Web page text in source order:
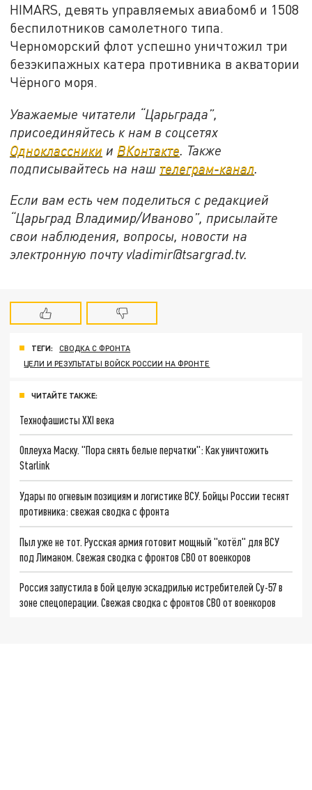
HIMARS, девять управляемых авиабомб и 1508
беспилотников самолетного типа.
Черноморский флот успешно уничтожил три
безэкипажных катера противника в акватории
Чёрного моря.
Уважаемые читатели “Царьграда”,
присоединяйтесь к нам в соцсетях
Одноклассники и ВКонтакте . Также
подписывайтесь на наш телеграм-канал
Если вам есть чем поделиться с редакцией
“Царьград Владимир/Иваново”, присылайте
свои наблюдения, вопросы, новости на
электронную почту vladimir@tsargrad.tv.
ТЕГИ:
СВОДКА С ФРОНТА
ЦЕЛИ И РЕЗУЛЬТАТЫ ВОЙСК РОССИИ НА ФРОНТЕ
ЧИТАЙТЕ ТАКЖЕ:
Технофашисты XXI века
Оплеуха Маску. "Пора снять белые перчатки": Как уничтожить
Starlink
Удары по огневым позициям и логистике ВСУ. Бойцы России теснят
противника: свежая сводка с фронта
Пыл уже не тот. Русская армия готовит мощный "котёл" для ВСУ
под Лиманом. Свежая сводка с фронтов СВО от военкоров
Россия запустила в бой целую эскадрилью истребителей Су-57 в
зоне спецоперации. Свежая сводка с фронтов СВО от военкоров